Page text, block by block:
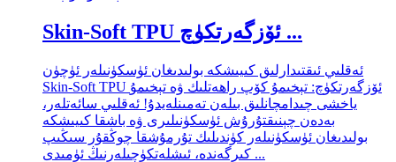
Skin-Soft TPU ئۆزگەرتكۈچ ...
ئەقلىي ئىقتىدارلىق كىيىشكە بولىدىغان ئۈسكۈنىلەر ئۈچۈن
Skin-Soft TPU ئۆزگەرتكۈچ: تېخىمۇ كۆپ راھەتلىك ۋە تېخىمۇ
ياخشى چىدامچانلىق بىلەن تەمىنلەيدۇ! ئەقلىي سائەتلەر،
بەدەن چېنىقتۇرۇش ئۈسكۈنىلىرى ۋە باشقا كىيىشكە
بولىدىغان ئۈسكۈنىلەر كۈندىلىك تۇرمۇشقا چوڭقۇر سىڭىپ
كىرگەندە، ئىشلەتكۈچىلەرنىڭ ئۈمىدى ...